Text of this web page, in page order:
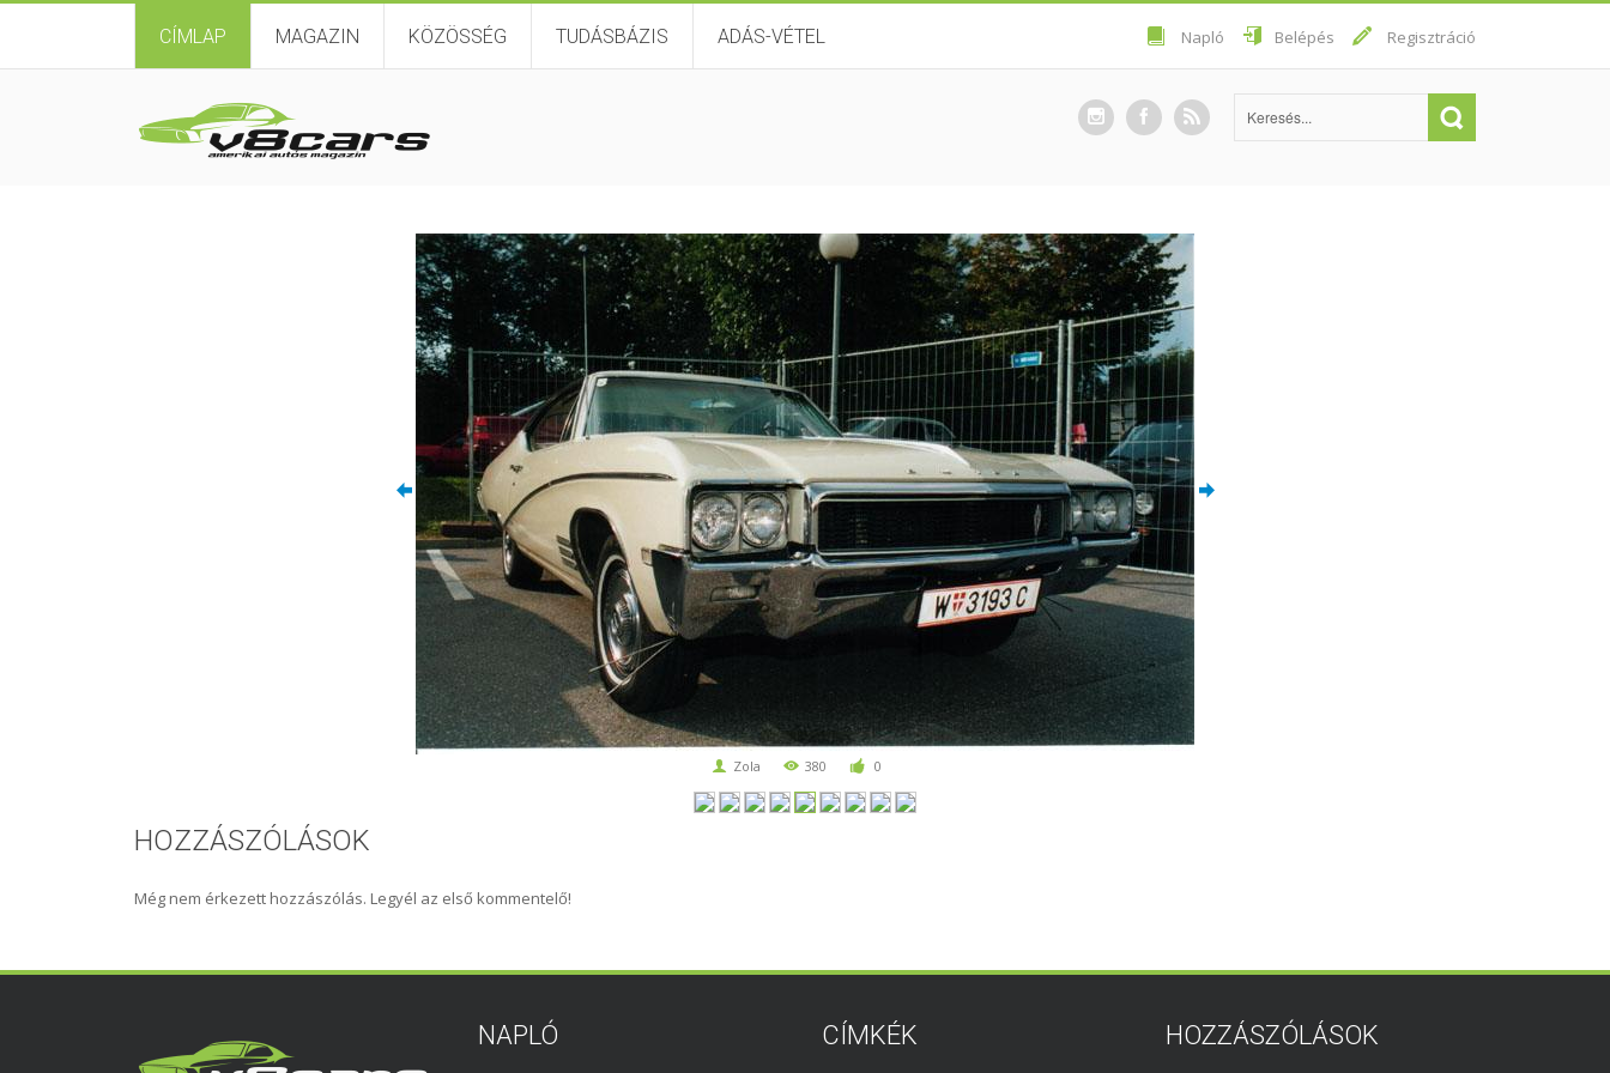
CÍMLAP MAGAZIN KÖZÖSSÉG TUDÁSBÁZIS ADÁS-VÉTEL Napló Belépés Regisztráció
Zola 380 0
HOZZÁSZÓLÁSOK
Még nem érkezett hozzászólás. Legyél az első kommentelő!
NAPLÓ CÍMKÉK HOZZÁSZÓLÁSOK